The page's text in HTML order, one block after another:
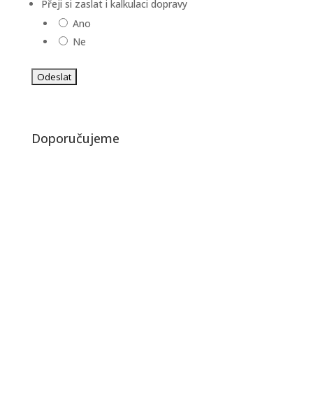
Přeji si zaslat i kalkulaci dopravy
Ano
Ne
Doporučujeme